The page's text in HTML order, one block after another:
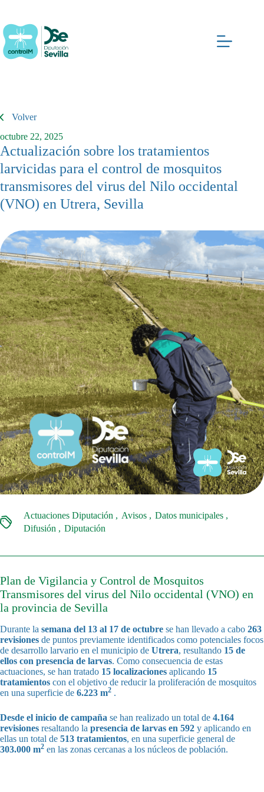
contenido
Volver
octubre 22, 2025
Actualización sobre los tratamientos
larvicidas para el control de mosquitos
transmisores del virus del Nilo occidental
(VNO) en Utrera, Sevilla
Actuaciones Diputación Avisos
Datos municipales
Difusión
Diputación
Plan de Vigilancia y Control de Mosquitos
Transmisores del virus del Nilo occidental (VNO) en
la provincia de Sevilla
Durante la semana del 13 al 17 de octubre se han llevado a cabo 263
revisiones de puntos previamente identificados como potenciales focos
de desarrollo larvario en el municipio de Utrera, resultando 15 de
ellos con presencia de larvas. Como consecuencia de estas
actuaciones, se han tratado 15 localizaciones aplicando 15
tratamientos con el objetivo de reducir la proliferación de mosquitos
en una superficie de 6.223 m2 .
Desde el inicio de campaña se han realizado un total de 4.164
revisiones resaltando la presencia de larvas en 592 y aplicando en
ellas un total de 513 tratamientos, en una superficie general de
303.000 m2 en las zonas cercanas a los núcleos de población.